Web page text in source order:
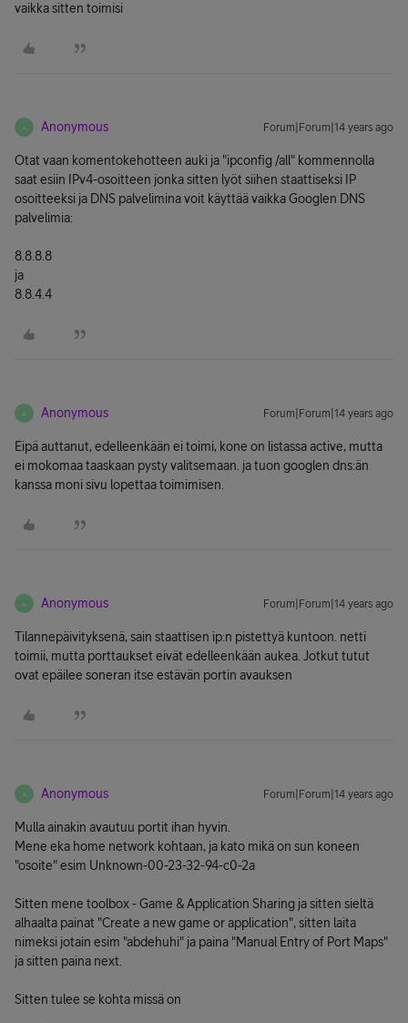
vaikka sitten toimisi
A Anonymous Forum|Forum|14 years ago
Otat vaan komentokehotteen auki ja "ipconfig /all" kommennolla
saat esiin IPv4-osoitteen jonka sitten lyöt siihen staattiseksi IP
osoitteeksi ja DNS palvelimina voit käyttää vaikka Googlen DNS
palvelimia:
8.8.8.8
ja
8.8.4.4
A Anonymous Forum|Forum|14 years ago
Eipä auttanut, edelleenkään ei toimi, kone on listassa active, mutta
ei mokomaa taaskaan pysty valitsemaan. ja tuon googlen dns:än
kanssa moni sivu lopettaa toimimisen.
A Anonymous Forum|Forum|14 years ago
Tilannepäivityksenä, sain staattisen ip:n pistettyä kuntoon. netti
toimii, mutta porttaukset eivät edelleenkään aukea. Jotkut tutut
ovat epäilee soneran itse estävän portin avauksen
A Anonymous Forum|Forum|14 years ago
Mulla ainakin avautuu portit ihan hyvin.
Mene eka home network kohtaan, ja kato mikä on sun koneen
"osoite" esim Unknown-00-23-32-94-c0-2a
Sitten mene toolbox - Game & Application Sharing ja sitten sieltä
alhaalta painat "Create a new game or application", sitten laita
nimeksi jotain esim "abdehuhi" ja paina "Manual Entry of Port Maps"
ja sitten paina next.
Sitten tulee se kohta missä on